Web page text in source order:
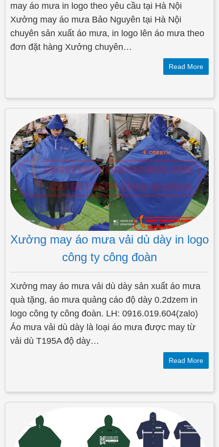
may áo mưa in logo theo yêu cầu tại Hà Nội
Xưởng may áo mưa Bảo Nguyên tại Hà Nội
chuyên sản xuất áo mưa, in logo lên áo mưa theo
đơn đặt hàng Xưởng chuyên…
Read More
Xưởng may áo mưa vải dù dày in logo
công ty công đoàn
Xưởng may áo mưa vải dù dày sản xuất áo mưa
quà tặng, áo mưa quảng cáo độ dày 0.2dzem in
logo công ty công đoàn. LH: 0916.019.604(zalo)
Áo mưa vải dù dày là loại áo mưa được may từ
vải dù T195A độ dày…
Read More